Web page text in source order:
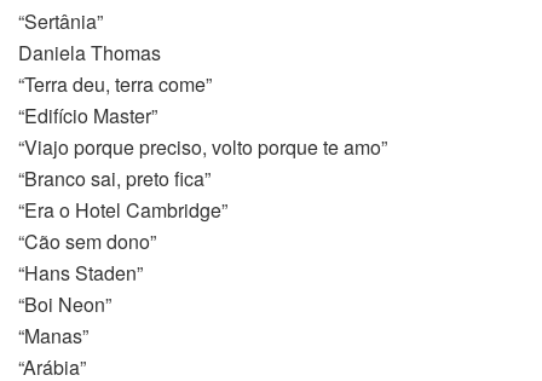
“Sertânia”
Daniela Thomas
“Terra deu, terra come”
“Edifício Master”
“Viajo porque preciso, volto porque te amo”
“Branco sai, preto fica”
“Era o Hotel Cambridge”
“Cão sem dono”
“Hans Staden”
“Boi Neon”
“Manas”
“Arábia”